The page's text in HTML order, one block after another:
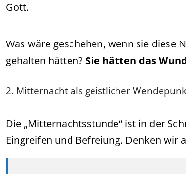
Gott.
Was wäre geschehen, wenn sie diese
gehalten hätten? Sie hätten das
2. Mitternacht als geistlicher
Die „Mitternachtsstunde“ ist in der
Eingreifen und Befreiung. Denken wir